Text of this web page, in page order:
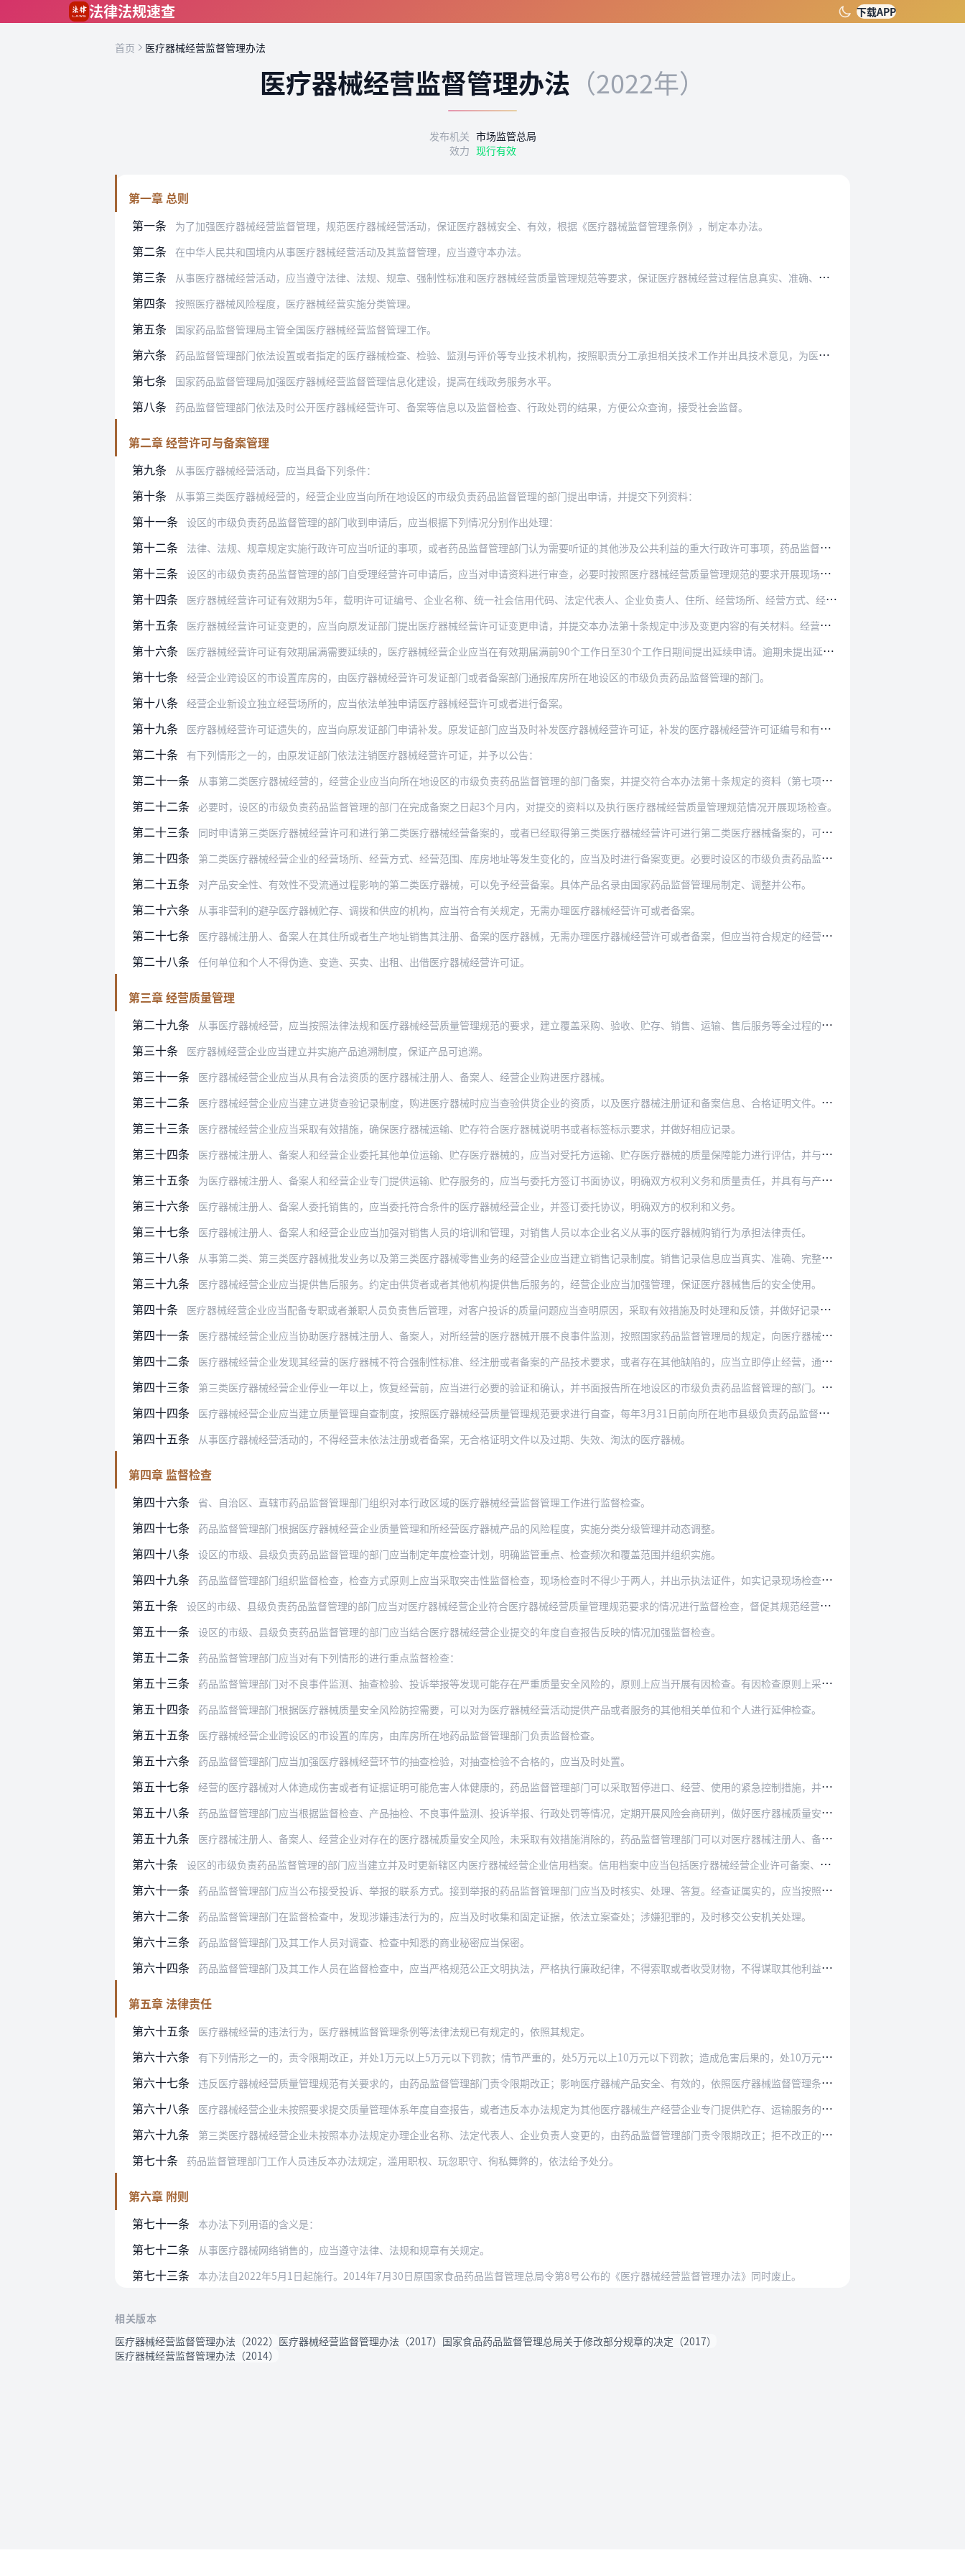
法律法规速查 下载APP
首页 医疗器械经营监督管理办法
医疗器械经营监督管理办法 （2022年）
发布机关 市场监管总局
效力 现行有效
第一章 总则
第一条
为了加强医疗器械经营监督管理，规范医疗器械经营活动，保证医疗器械安全、有效，根据《医疗器械监督管理条例》，制定本办法。
第二条 在中华人民共和国境内从事医疗器械经营活动及其监督管理，应当遵守本办法。
第三条 从事医疗器械经营活动，应当遵守法律、法规、规章、强制性标准和医疗器械经营质量管理规范等要求，保证医疗器械经营过程信息真实、准确、完整和可追溯。
第四条 按照医疗器械风险程度，医疗器械经营实施分类管理。
第五条 国家药品监督管理局主管全国医疗器械经营监督管理工作。
第六条 药品监督管理部门依法设置或者指定的医疗器械检查、检验、监测与评价等专业技术机构，按照职责分工承担相关技术工作并出具技术意见，为医疗器械经营监督管理提供技术支持。
第七条 国家药品监督管理局加强医疗器械经营监督管理信息化建设，提高在线政务服务水平。
第八条 药品监督管理部门依法及时公开医疗器械经营许可、备案等信息以及监督检查、行政处罚的结果，方便公众查询，接受社会监督。
第二章 经营许可与备案管理
第九条
从事医疗器械经营活动，应当具备下列条件：
第十条 从事第三类医疗器械经营的，经营企业应当向所在地设区的市级负责药品监督管理的部门提出申请，并提交下列资料：
第十一条 设区的市级负责药品监督管理的部门收到申请后，应当根据下列情况分别作出处理：
第十二条 法律、法规、规章规定实施行政许可应当听证的事项，或者药品监督管理部门认为需要听证的其他涉及公共利益的重大行政许可事项，药品监督管理部门应当向社会公告，并举行听证…
第十三条 设区的市级负责药品监督管理的部门自受理经营许可申请后，应当对申请资料进行审查，必要时按照医疗器械经营质量管理规范的要求开展现场核查，并自受理之日起20个工作日内…
第十四条 医疗器械经营许可证有效期为5年，载明许可证编号、企业名称、统一社会信用代码、法定代表人、企业负责人、住所、经营场所、经营方式、经营范围、库房地址、发证部门、发证…
第十五条 医疗器械经营许可证变更的，应当向原发证部门提出医疗器械经营许可证变更申请，并提交本办法第十条规定中涉及变更内容的有关材料。经营场所、经营方式、经营范围、库房地址…
第十六条 医疗器械经营许可证有效期届满需要延续的，医疗器械经营企业应当在有效期届满前90个工作日至30个工作日期间提出延续申请。逾期未提出延续申请的，不再受理其延续申请。
第十七条 经营企业跨设区的市设置库房的，由医疗器械经营许可发证部门或者备案部门通报库房所在地设区的市级负责药品监督管理的部门。
第十八条 经营企业新设立独立经营场所的，应当依法单独申请医疗器械经营许可或者进行备案。
第十九条 医疗器械经营许可证遗失的，应当向原发证部门申请补发。原发证部门应当及时补发医疗器械经营许可证，补发的医疗器械经营许可证编号和有效期限与原许可证一致。
第二十条 有下列情形之一的，由原发证部门依法注销医疗器械经营许可证，并予以公告：
第二十一条 从事第二类医疗器械经营的，经营企业应当向所在地设区的市级负责药品监督管理的部门备案，并提交符合本办法第十条规定的资料（第七项除外），即完成经营备案，获取经营备案…
第二十二条 必要时，设区的市级负责药品监督管理的部门在完成备案之日起3个月内，对提交的资料以及执行医疗器械经营质量管理规范情况开展现场检查。
第二十三条 同时申请第三类医疗器械经营许可和进行第二类医疗器械经营备案的，或者已经取得第三类医疗器械经营许可进行第二类医疗器械备案的，可以免予提交相应资料。
第二十四条 第二类医疗器械经营企业的经营场所、经营方式、经营范围、库房地址等发生变化的，应当及时进行备案变更。必要时设区的市级负责药品监督管理的部门开展现场检查。现场检查不…
第二十五条 对产品安全性、有效性不受流通过程影响的第二类医疗器械，可以免予经营备案。具体产品名录由国家药品监督管理局制定、调整并公布。
第二十六条 从事非营利的避孕医疗器械贮存、调拨和供应的机构，应当符合有关规定，无需办理医疗器械经营许可或者备案。
第二十七条 医疗器械注册人、备案人在其住所或者生产地址销售其注册、备案的医疗器械，无需办理医疗器械经营许可或者备案，但应当符合规定的经营条件；在其他场所贮存并销售医疗器械的…
第二十八条 任何单位和个人不得伪造、变造、买卖、出租、出借医疗器械经营许可证。
第三章 经营质量管理
第二十九条
从事医疗器械经营，应当按照法律法规和医疗器械经营质量管理规范的要求，建立覆盖采购、验收、贮存、销售、运输、售后服务等全过程的质量管理制度和质量控制措施，并做好相…
第三十条 医疗器械经营企业应当建立并实施产品追溯制度，保证产品可追溯。
第三十一条 医疗器械经营企业应当从具有合法资质的医疗器械注册人、备案人、经营企业购进医疗器械。
第三十二条 医疗器械经营企业应当建立进货查验记录制度，购进医疗器械时应当查验供货企业的资质，以及医疗器械注册证和备案信息、合格证明文件。进货查验记录应当真实、准确、完整和可…
第三十三条 医疗器械经营企业应当采取有效措施，确保医疗器械运输、贮存符合医疗器械说明书或者标签标示要求，并做好相应记录。
第三十四条 医疗器械注册人、备案人和经营企业委托其他单位运输、贮存医疗器械的，应当对受托方运输、贮存医疗器械的质量保障能力进行评估，并与其签订委托协议，明确运输、贮存过程中…
第三十五条 为医疗器械注册人、备案人和经营企业专门提供运输、贮存服务的，应当与委托方签订书面协议，明确双方权利义务和质量责任，并具有与产品运输、贮存条件和规模相适应的设备设…
第三十六条 医疗器械注册人、备案人委托销售的，应当委托符合条件的医疗器械经营企业，并签订委托协议，明确双方的权利和义务。
第三十七条 医疗器械注册人、备案人和经营企业应当加强对销售人员的培训和管理，对销售人员以本企业名义从事的医疗器械购销行为承担法律责任。
第三十八条 从事第二类、第三类医疗器械批发业务以及第三类医疗器械零售业务的经营企业应当建立销售记录制度。销售记录信息应当真实、准确、完整和可追溯。销售记录包括：
第三十九条 医疗器械经营企业应当提供售后服务。约定由供货者或者其他机构提供售后服务的，经营企业应当加强管理，保证医疗器械售后的安全使用。
第四十条 医疗器械经营企业应当配备专职或者兼职人员负责售后管理，对客户投诉的质量问题应当查明原因，采取有效措施及时处理和反馈，并做好记录，必要时及时通知医疗器械注册人、备…
第四十一条 医疗器械经营企业应当协助医疗器械注册人、备案人，对所经营的医疗器械开展不良事件监测，按照国家药品监督管理局的规定，向医疗器械不良事件监测技术机构报告。
第四十二条 医疗器械经营企业发现其经营的医疗器械不符合强制性标准、经注册或者备案的产品技术要求，或者存在其他缺陷的，应当立即停止经营，通知医疗器械注册人、备案人等有关单位，…
第四十三条 第三类医疗器械经营企业停业一年以上，恢复经营前，应当进行必要的验证和确认，并书面报告所在地设区的市级负责药品监督管理的部门。可能影响质量安全的，药品监督管理部门…
第四十四条 医疗器械经营企业应当建立质量管理自查制度，按照医疗器械经营质量管理规范要求进行自查，每年3月31日前向所在地市县级负责药品监督管理的部门提交上一年度的自查报告。
第四十五条 从事医疗器械经营活动的，不得经营未依法注册或者备案，无合格证明文件以及过期、失效、淘汰的医疗器械。
第四章 监督检查
第四十六条
省、自治区、直辖市药品监督管理部门组织对本行政区域的医疗器械经营监督管理工作进行监督检查。
第四十七条 药品监督管理部门根据医疗器械经营企业质量管理和所经营医疗器械产品的风险程度，实施分类分级管理并动态调整。
第四十八条 设区的市级、县级负责药品监督管理的部门应当制定年度检查计划，明确监管重点、检查频次和覆盖范围并组织实施。
第四十九条 药品监督管理部门组织监督检查，检查方式原则上应当采取突击性监督检查，现场检查时不得少于两人，并出示执法证件，如实记录现场检查情况。检查发现存在质量安全风险或者不…
第五十条 设区的市级、县级负责药品监督管理的部门应当对医疗器械经营企业符合医疗器械经营质量管理规范要求的情况进行监督检查，督促其规范经营活动。
第五十一条 设区的市级、县级负责药品监督管理的部门应当结合医疗器械经营企业提交的年度自查报告反映的情况加强监督检查。
第五十二条 药品监督管理部门应当对有下列情形的进行重点监督检查：
第五十三条 药品监督管理部门对不良事件监测、抽查检验、投诉举报等发现可能存在严重质量安全风险的，原则上应当开展有因检查。有因检查原则上采取非预先告知的方式进行。
第五十四条 药品监督管理部门根据医疗器械质量安全风险防控需要，可以对为医疗器械经营活动提供产品或者服务的其他相关单位和个人进行延伸检查。
第五十五条 医疗器械经营企业跨设区的市设置的库房，由库房所在地药品监督管理部门负责监督检查。
第五十六条 药品监督管理部门应当加强医疗器械经营环节的抽查检验，对抽查检验不合格的，应当及时处置。
第五十七条 经营的医疗器械对人体造成伤害或者有证据证明可能危害人体健康的，药品监督管理部门可以采取暂停进口、经营、使用的紧急控制措施，并发布安全警示信息。
第五十八条 药品监督管理部门应当根据监督检查、产品抽检、不良事件监测、投诉举报、行政处罚等情况，定期开展风险会商研判，做好医疗器械质量安全隐患排查和防控处置工作。
第五十九条 医疗器械注册人、备案人、经营企业对存在的医疗器械质量安全风险，未采取有效措施消除的，药品监督管理部门可以对医疗器械注册人、备案人、经营企业的法定代表人或者企业负…
第六十条 设区的市级负责药品监督管理的部门应当建立并及时更新辖区内医疗器械经营企业信用档案。信用档案中应当包括医疗器械经营企业许可备案、监督检查结果、违法行为查处、质量抽…
第六十一条 药品监督管理部门应当公布接受投诉、举报的联系方式。接到举报的药品监督管理部门应当及时核实、处理、答复。经查证属实的，应当按照有关规定对举报人给予奖励。
第六十二条 药品监督管理部门在监督检查中，发现涉嫌违法行为的，应当及时收集和固定证据，依法立案查处；涉嫌犯罪的，及时移交公安机关处理。
第六十三条 药品监督管理部门及其工作人员对调查、检查中知悉的商业秘密应当保密。
第六十四条 药品监督管理部门及其工作人员在监督检查中，应当严格规范公正文明执法，严格执行廉政纪律，不得索取或者收受财物，不得谋取其他利益，不得妨碍企业的正常经营活动。
第五章 法律责任
第六十五条
医疗器械经营的违法行为，医疗器械监督管理条例等法律法规已有规定的，依照其规定。
第六十六条 有下列情形之一的，责令限期改正，并处1万元以上5万元以下罚款；情节严重的，处5万元以上10万元以下罚款；造成危害后果的，处10万元以上20万元以下罚款：
第六十七条 违反医疗器械经营质量管理规范有关要求的，由药品监督管理部门责令限期改正；影响医疗器械产品安全、有效的，依照医疗器械监督管理条例第八十六条的规定处罚。
第六十八条 医疗器械经营企业未按照要求提交质量管理体系年度自查报告，或者违反本办法规定为其他医疗器械生产经营企业专门提供贮存、运输服务的，由药品监督管理部门责令限期改正；拒…
第六十九条 第三类医疗器械经营企业未按照本办法规定办理企业名称、法定代表人、企业负责人变更的，由药品监督管理部门责令限期改正；拒不改正的，处5000元以上3万元以下罚款。
第七十条 药品监督管理部门工作人员违反本办法规定，滥用职权、玩忽职守、徇私舞弊的，依法给予处分。
第六章 附则
第七十一条
本办法下列用语的含义是：
第七十二条 从事医疗器械网络销售的，应当遵守法律、法规和规章有关规定。
第七十三条 本办法自2022年5月1日起施行。2014年7月30日原国家食品药品监督管理总局令第8号公布的《医疗器械经营监督管理办法》同时废止。
相关版本
医疗器械经营监督管理办法（2022） 医疗器械经营监督管理办法（2017） 国家食品药品监督管理总局关于修改部分规章的决定（2017）
医疗器械经营监督管理办法（2014）